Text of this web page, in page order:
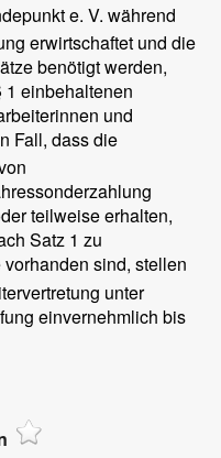
e. V. während
erwirtschaftet und die
benötigt werden,
einbehaltenen
und
Fall, dass die
teilweise erhalten,
Satz 1 zu
sind, stellen
unter
einvernehmlich bis